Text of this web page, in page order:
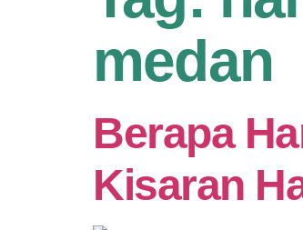
medan
Berapa
Kisaran